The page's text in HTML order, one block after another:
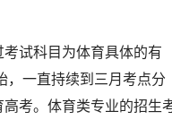
试科目为体育具体的有
，一直持续到三月考点分
考。体育类专业的招生